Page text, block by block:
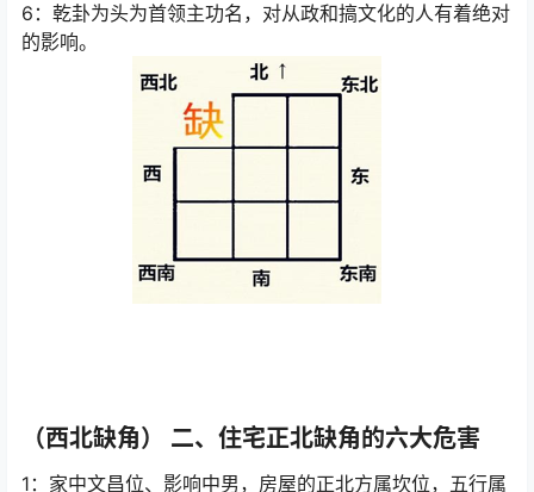
6：乾卦为头为首领主功名，对从政和搞文化的人有着绝对
的影响。
（西北缺角） 二、住宅正北缺角的六大危害
1：家中文昌位、影响中男，房屋的正北方属坎位，五行属